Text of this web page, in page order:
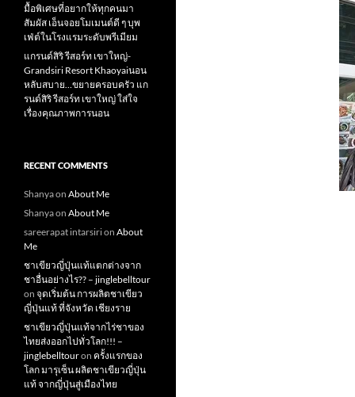
มื้อพิเศษที่อยากให้ทุกคนมา
สัมผัส เอ็นจอยโมเมนต์ดี ๆ บุพ
เฟ่ต์ในโรงแรมระดับพรีเมียม
แกรนด์สิริ​ รีสอร์ท​ เขาใหญ่​-
Grandsiri​ Resort​ Khaoyaiนอน
หลับสบาย…ขยายครอบครัว แก
รนด์สิริ รีสอร์ท เขาใหญ่ ใส่ใจ
เรื่องคุณภาพการนอน
RECENT COMMENTS
Shanyaon About Me
Shanyaon About Me
sareerapat intarsirion About
Me
ชาเขียวญี่ปุ่นแท้แตกต่างจาก
ชาอื่นอย่างไร?? – jinglebelltour
on จุดเริ่มต้น การผลิตชาเขียว
ญี่ปุ่นแท้ ที่จังหวัด เชียงราย
ชาเขียวญี่ปุ่นแท้จากไร่ชาของ
ไทยส่งออกไปทั่วโลก!!! –
jinglebelltouron ครั้งแรกของ
โลก มารุเซ็น ผลิตชาเขียวญี่ปุ่น
แท้ จากญี่ปุ่นสู่เมืองไทย